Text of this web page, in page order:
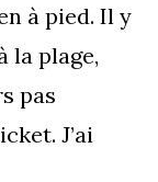
à pied. Il y
la plage,
pas
J’ai